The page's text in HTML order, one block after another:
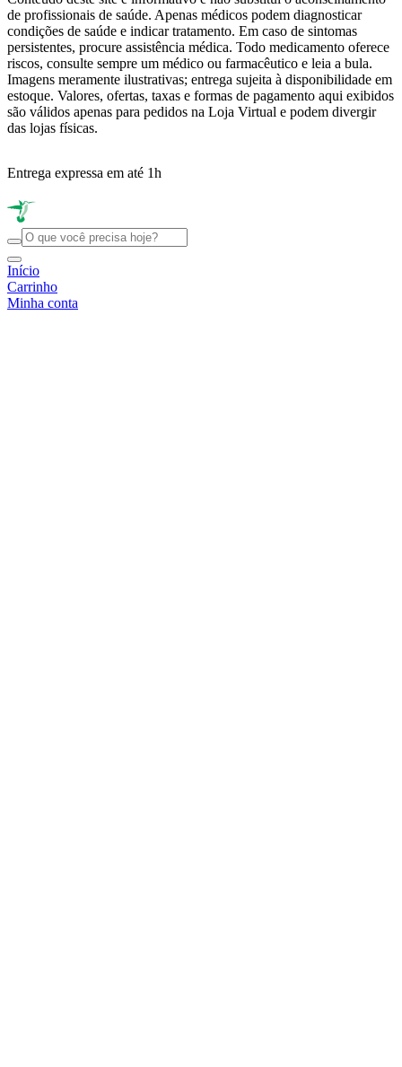
de profissionais de saúde. Apenas médicos podem diagnosticar
condições de saúde e indicar tratamento. Em caso de sintomas
persistentes, procure assistência médica. Todo medicamento oferece
riscos, consulte sempre um médico ou farmacêutico e leia a bula.
Imagens meramente ilustrativas; entrega sujeita à disponibilidade em
estoque. Valores, ofertas, taxas e formas de pagamento aqui exibidos
são válidos apenas para pedidos na Loja Virtual e podem divergir
das lojas físicas.
Entrega expressa em até 1h
Início
Carrinho
Minha conta